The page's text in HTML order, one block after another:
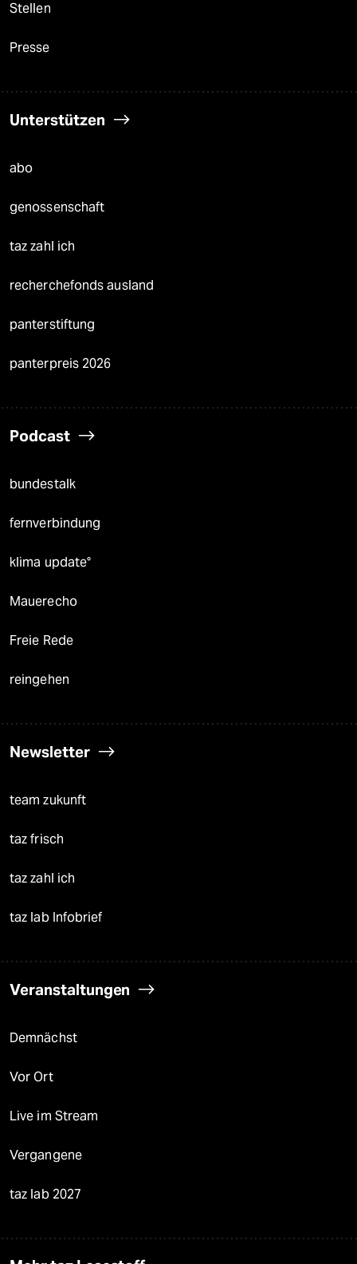
Stellen
Presse
Unterstützen
abo
genossenschaft
taz zahl ich
recherchefonds ausland
panterstiftung
panterpreis 2026
Podcast
bundestalk
fernverbindung
klima update°
Mauerecho
Freie Rede
reingehen
Newsletter
team zukunft
taz frisch
taz zahl ich
taz lab Infobrief
Veranstaltungen
Demnächst
Vor Ort
Live im Stream
Vergangene
taz lab 2027